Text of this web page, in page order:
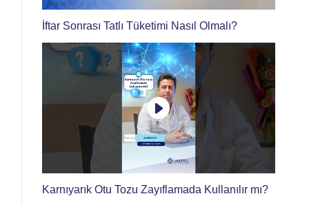
İftar Sonrası Tatlı Tüketimi Nasıl Olmalı?
Karnıyarık Otu Tozu Zayıflamada Kullanılır mı?